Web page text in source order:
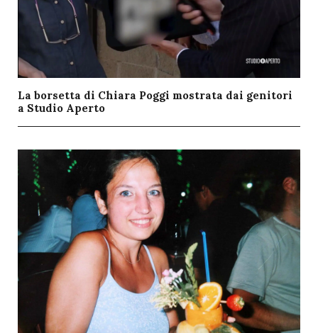
La borsetta di Chiara Poggi mostrata dai genitori
a Studio Aperto